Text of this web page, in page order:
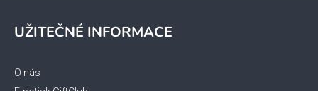
UŽITEČNÉ INFORMACE
O nás